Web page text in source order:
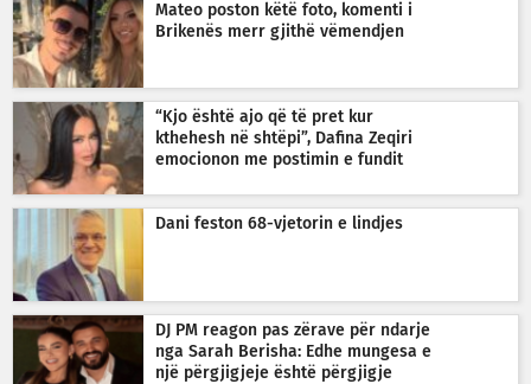
Mateo poston këtë foto, komenti i
Brikenës merr gjithë vëmendjen
“Kjo është ajo që të pret kur
kthehesh në shtëpi”, Dafina Zeqiri
emocionon me postimin e fundit
Dani feston 68-vjetorin e lindjes
DJ PM reagon pas zërave për ndarje
nga Sarah Berisha: Edhe mungesa e
një përgjigjeje është përgjigje